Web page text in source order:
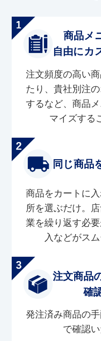
商品メ
自由にカ
注文頻度の高い
たり、貴社別注
するなど、商品
マイズする
同じ商品
商品をカートに
所を選ぶだけ。
業を繰り返す必
入などがス
注文商品
確
発注済み商品の
で確認い